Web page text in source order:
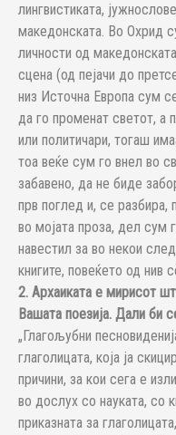
лингвистиката,
македонската. Во Охрид
личности од
сцена (од пејачи до
низ Источна Европа сум
да го променат светот, а
или политичари, тогаш
тоа веќе сум го внел во
забавено, да не биде
прв поглед и, се разбира,
во мојата проза, дел сум
навестил за во некои
книгите, повеќето од нив
2. Архаиката е мирисот
Вашата поезија. Дали би
„Глагољубни
глаголицата, која ја
причини, за кои сега е
во дослух со науката, со
приказната за